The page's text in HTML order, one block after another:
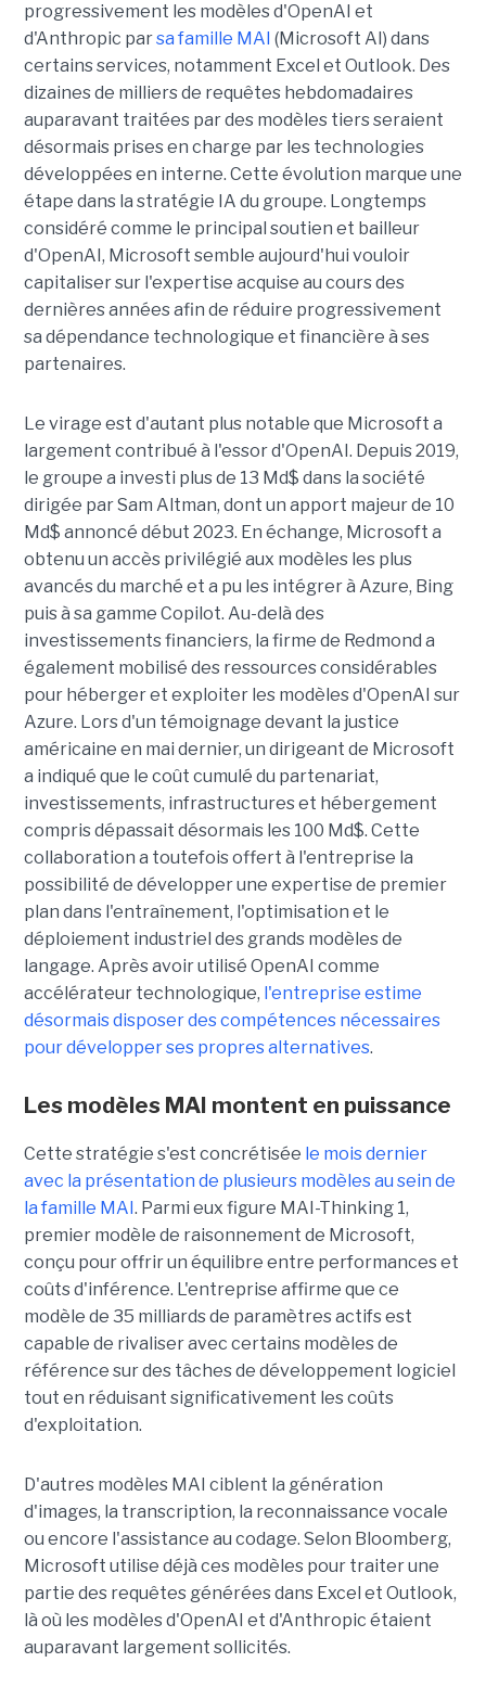
progressivement les modèles d'OpenAI et
d'Anthropic parsa famille MAI (Microsoft AI) dans
certains services, notamment Excel et Outlook. Des
dizaines de milliers de requêtes hebdomadaires
auparavant traitées par des modèles tiers seraient
désormais prises en charge par les technologies
développées en interne. Cette évolution marque une
étape dans la stratégie IA du groupe. Longtemps
considéré comme le principal soutien et bailleur
d'OpenAI, Microsoft semble aujourd'hui vouloir
capitaliser sur l'expertise acquise au cours des
dernières années afin de réduire progressivement
sa dépendance technologique et financière à ses
partenaires.
Le virage est d'autant plus notable que Microsoft a
largement contribué à l'essor d'OpenAI. Depuis 2019,
le groupe a investi plus de 13 Md$ dans la société
dirigée par Sam Altman, dont un apport majeur de 10
Md$ annoncé début 2023. En échange, Microsoft a
obtenu un accès privilégié aux modèles les plus
avancés du marché et a pu les intégrer à Azure, Bing
puis à sa gamme Copilot. Au-delà des
investissements financiers, la firme de Redmond a
également mobilisé des ressources considérables
pour héberger et exploiter les modèles d'OpenAI sur
Azure. Lors d'un témoignage devant la justice
américaine en mai dernier, un dirigeant de Microsoft
a indiqué que le coût cumulé du partenariat,
investissements, infrastructures et hébergement
compris dépassait désormais les 100 Md$. Cette
collaboration a toutefois offert à l'entreprise la
possibilité de développer une expertise de premier
plan dans l'entraînement, l'optimisation et le
déploiement industriel des grands modèles de
langage. Après avoir utilisé OpenAI comme
accélérateur technologique, l'entreprise estime
désormais disposer des compétences nécessaires
pour développer ses propres alternatives.
Les modèles MAI montent en puissance
Cette stratégie s'est concrétisée le mois dernier
avec la présentation de plusieurs modèles au sein de
la famille MAI . Parmi eux figure MAI-Thinking 1,
premier modèle de raisonnement de Microsoft,
conçu pour offrir un équilibre entre performances et
coûts d'inférence. L'entreprise affirme que ce
modèle de 35 milliards de paramètres actifs est
capable de rivaliser avec certains modèles de
référence sur des tâches de développement logiciel
tout en réduisant significativement les coûts
d'exploitation.
D'autres modèles MAI ciblent la génération
d'images, la transcription, la reconnaissance vocale
ou encore l'assistance au codage. Selon Bloomberg,
Microsoft utilise déjà ces modèles pour traiter une
partie des requêtes générées dans Excel et Outlook,
là où les modèles d'OpenAI et d'Anthropic étaient
auparavant largement sollicités.